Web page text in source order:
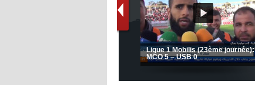
Ligue 1 Mobilis (23ème journée):
MCO 5 – USB 0